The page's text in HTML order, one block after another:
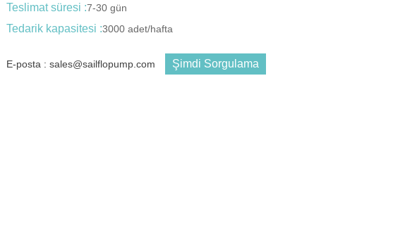
Teslimat süresi :7-30 gün
Tedarik kapasitesi :3000 adet/hafta
E-posta : sales@sailflopump.com Şimdi Sorgulama